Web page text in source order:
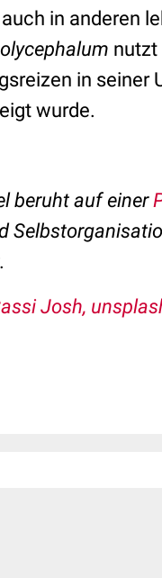
in anderen
nutzt
in seiner
wurde.
beruht auf einer
Josh,